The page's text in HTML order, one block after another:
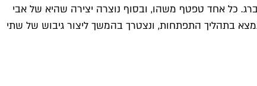
כל אחד טפטף משהו, ובסוף נוצרה יצירה שהיא של אבי
בתהליך התפתחות, ונצטרך בהמשך ליצור גיבוש של שתי